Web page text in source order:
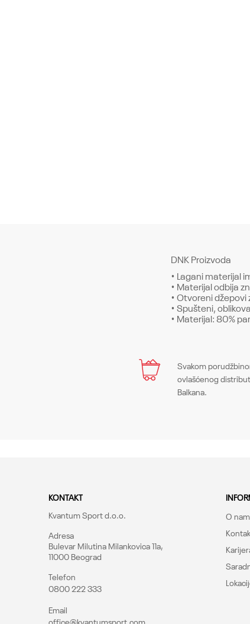
DNK Proizvoda
• Lagani materijal
• Materijal odbija
• Otvoreni džepovi
• Spušteni,
• Materijal: 80%
Kategorija
Pol
Pošalji
Svakom
ovlašćenog
Balkana.
KONTAKT
Kvantum Sport d.o.o.
Adresa
Bulevar Milutina Milankovica 11a,
11000 Beograd
Telefon
0800 222 333
Email
office@kvantumsport.com
O